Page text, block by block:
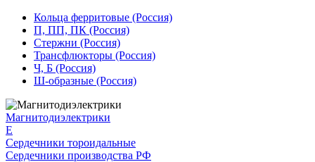
Кольца ферритовые (Россия)
П, ПП, ПК (Россия)
Стержни (Россия)
Трансфлюкторы (Россия)
Ч, Б (Россия)
Ш-образные (Россия)
Магнитодиэлектрики
E
Сердечники тороидальные
Сердечники производства РФ